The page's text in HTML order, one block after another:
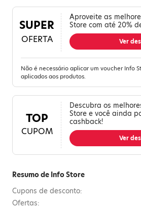
SUPER
OFERTA
Aproveite as
Store com até 20%
Ver
Não é necessário aplicar um voucher Info
aplicados aos produtos.
TOP
CUPOM
Descubra os
Store e você ainda
cashback!
Ver
Resumo de Info Store
Cupons de desconto:
Ofertas: